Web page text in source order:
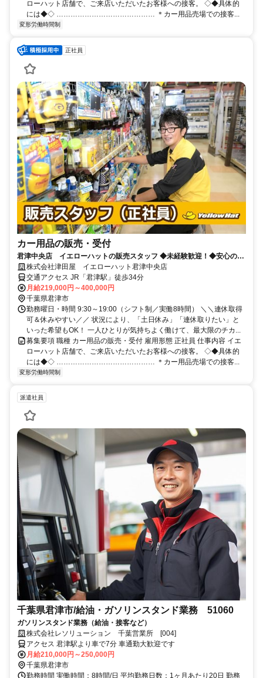
ローハット店舗で、ご来店いただいたお客様への接客。 ◇◆具体的
には◆◇ …………………………………… ＊カー用品売場での接客...
変形労働時間制
正社員
カー用品の販売・受付
君津中央店 イエローハットの販売スタッフ ◆未経験歓迎！◆安心の正
社員！ ◆車好きにピッタリな仕事
株式会社津田屋 イエローハット君津中央店
交通アクセス JR「君津駅」徒歩34分
月給219,000円～400,000円
千葉県君津市
勤務曜日・時間 9:30～19:00（シフト制／実働8時間） ＼＼連休取得
可＆休みやすい／／ 状況により、「土日休み」「連休取りたい」と
いった希望もOK！ 一人ひとりが気持ちよく働けて、最大限のチカ...
募集要項 職種 カー用品の販売・受付 雇用形態 正社員 仕事内容 イエ
ローハット店舗で、ご来店いただいたお客様への接客。 ◇◆具体的
には◆◇ …………………………………… ＊カー用品売場での接客...
変形労働時間制
派遣社員
千葉県君津市/給油・ガソリンスタンド業務 51060
ガソリンスタンド業務（給油・接客など）
株式会社レソリューション 千葉営業所 [004]
アクセス 君津駅より車で7分 車通勤大歓迎です
月給210,000円～250,000円
千葉県君津市
勤務時間 実働時間：8時間/日 平均勤務日数：1ヶ月あたり20日 勤務